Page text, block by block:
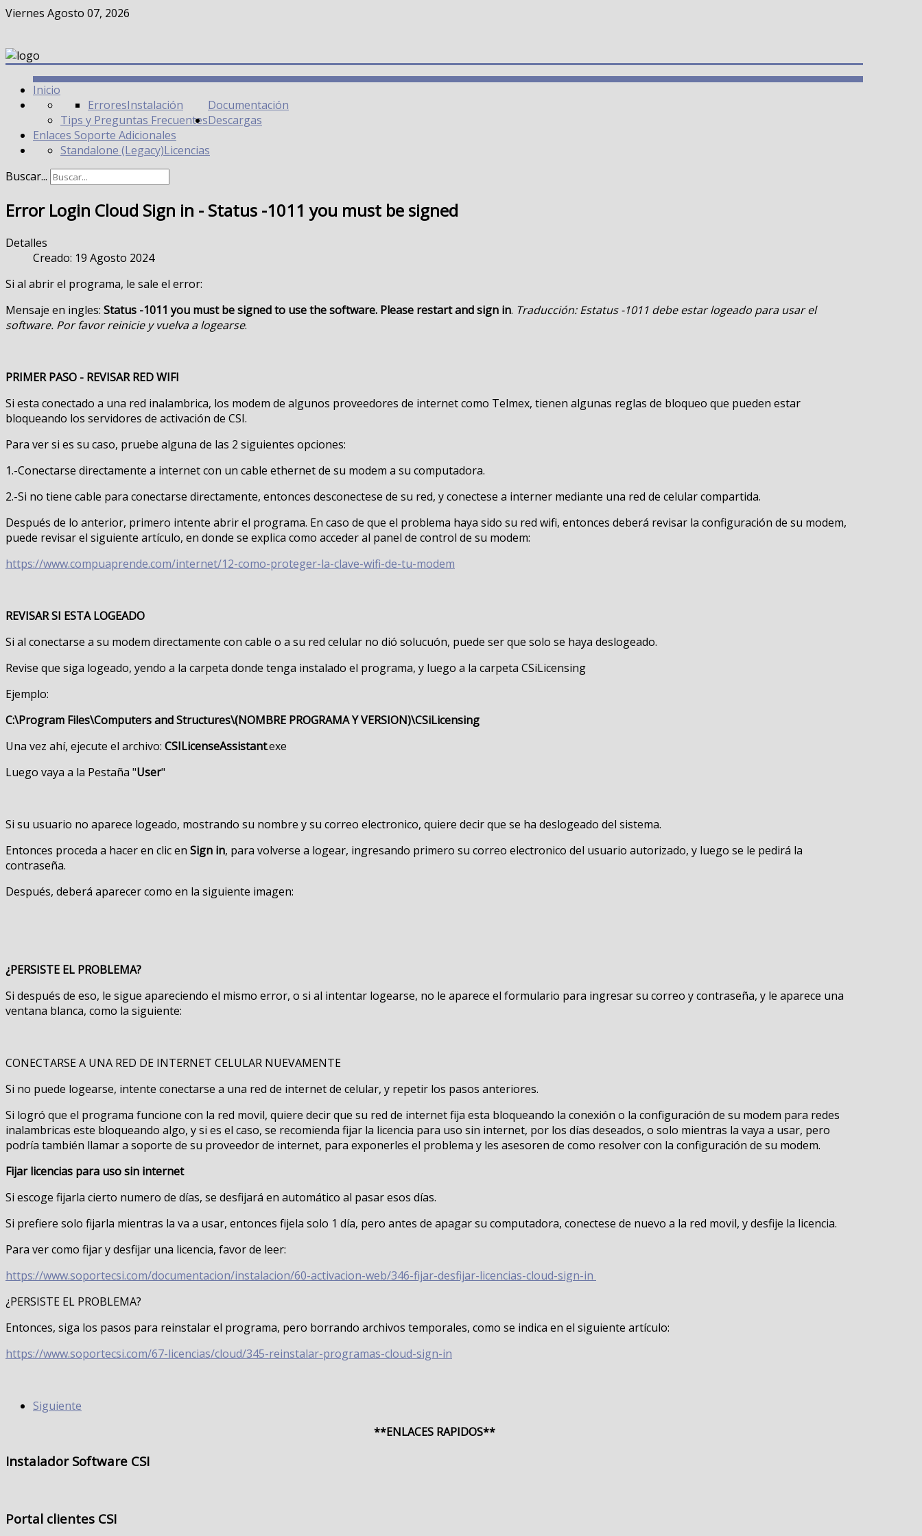
Viernes Agosto 07, 2026
Inicio
Documentación
Instalación
Errores
Tips y Preguntas FrecuentesDescargas
Enlaces Soporte Adicionales
Licencias
Standalone (Legacy)
Buscar...
Error Login Cloud Sign in - Status -1011 you must be signed
Detalles
Creado: 19 Agosto 2024
Si al abrir el programa, le sale el error:
Mensaje en ingles: Status -1011 you must be signed to use the software. Please restart and sign in. Traducción: Estatus -1011 debe estar logeado para usar el
software. Por favor reinicie y vuelva a logearse.
PRIMER PASO - REVISAR RED WIFI
Si esta conectado a una red inalambrica, los modem de algunos proveedores de internet como Telmex, tienen algunas reglas de bloqueo que pueden estar
bloqueando los servidores de activación de CSI.
Para ver si es su caso, pruebe alguna de las 2 siguientes opciones:
1.-Conectarse directamente a internet con un cable ethernet de su modem a su computadora.
2.-Si no tiene cable para conectarse directamente, entonces desconectese de su red, y conectese a interner mediante una red de celular compartida.
Después de lo anterior, primero intente abrir el programa. En caso de que el problema haya sido su red wifi, entonces deberá revisar la configuración de su modem,
puede revisar el siguiente artículo, en donde se explica como acceder al panel de control de su modem:
https://www.compuaprende.com/internet/12-como-proteger-la-clave-wifi-de-tu-modem
REVISAR SI ESTA LOGEADO
Si al conectarse a su modem directamente con cable o a su red celular no dió solucuón, puede ser que solo se haya deslogeado.
Revise que siga logeado, yendo a la carpeta donde tenga instalado el programa, y luego a la carpeta CSiLicensing
Ejemplo:
C:\Program Files\Computers and Structures\(NOMBRE PROGRAMA Y VERSION)\CSiLicensing
Una vez ahí, ejecute el archivo: CSILicenseAssistant.exe
Luego vaya a la Pestaña "User"
Si su usuario no aparece logeado, mostrando su nombre y su correo electronico, quiere decir que se ha deslogeado del sistema.
Entonces proceda a hacer en clic en Sign in, para volverse a logear, ingresando primero su correo electronico del usuario autorizado, y luego se le pedirá la
contraseña.
Después, deberá aparecer como en la siguiente imagen:
¿PERSISTE EL PROBLEMA?
Si después de eso, le sigue apareciendo el mismo error, o si al intentar logearse, no le aparece el formulario para ingresar su correo y contraseña, y le aparece una
ventana blanca, como la siguiente:
CONECTARSE A UNA RED DE INTERNET CELULAR NUEVAMENTE
Si no puede logearse, intente conectarse a una red de internet de celular, y repetir los pasos anteriores.
Si logró que el programa funcione con la red movil, quiere decir que su red de internet fija esta bloqueando la conexión o la configuración de su modem para redes
inalambricas este bloqueando algo, y si es el caso, se recomienda fijar la licencia para uso sin internet, por los días deseados, o solo mientras la vaya a usar, pero
podría también llamar a soporte de su proveedor de internet, para exponerles el problema y les asesoren de como resolver con la configuración de su modem.
Fijar licencias para uso sin internet
Si escoge fijarla cierto numero de días, se desfijará en automático al pasar esos días.
Si prefiere solo fijarla mientras la va a usar, entonces fijela solo 1 día, pero antes de apagar su computadora, conectese de nuevo a la red movil, y desfije la licencia.
Para ver como fijar y desfijar una licencia, favor de leer:
https://www.soportecsi.com/documentacion/instalacion/60-activacion-web/346-fijar-desfijar-licencias-cloud-sign-in
¿PERSISTE EL PROBLEMA?
Entonces, siga los pasos para reinstalar el programa, pero borrando archivos temporales, como se indica en el siguiente artículo:
https://www.soportecsi.com/67-licencias/cloud/345-reinstalar-programas-cloud-sign-in
Siguiente
**ENLACES RAPIDOS**
Instalador Software CSI
Portal clientes CSI